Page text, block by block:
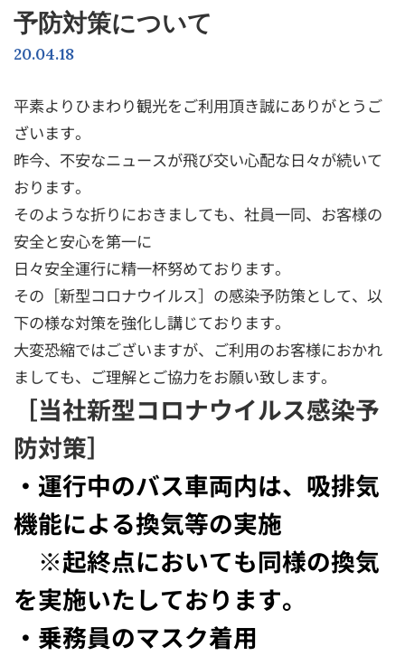
予防対策について
20.04.18
平素よりひまわり観光をご利用頂き誠にありがとうご
ざいます。
昨今、不安なニュースが飛び交い心配な日々が続いて
おります。
そのような折りにおきましても、社員一同、お客様の
安全と安心を第一に
日々安全運行に精一杯努めております。
その［新型コロナウイルス］の感染予防策として、以
下の様な対策を強化し講じております。
大変恐縮ではございますが、ご利用のお客様におかれ
ましても、ご理解とご協力をお願い致します。
［当社新型コロナウイルス感染予
防対策］
・運行中のバス車両内は、吸排気
機能による換気等の実施
※起終点においても同様の換気
を実施いたしております。
・乗務員のマスク着用